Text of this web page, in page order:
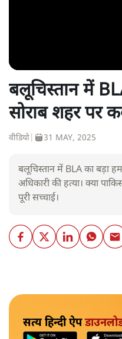
बलूचिस्तान में
सोराब शहर पर
वीडियो 31 MAY, 2025
बलूचिस्तान में BLA का बड़ा
अधिकारी की हत्या। क्या
पूरी सच्चाई।
सत्य हिन्दी ऐप